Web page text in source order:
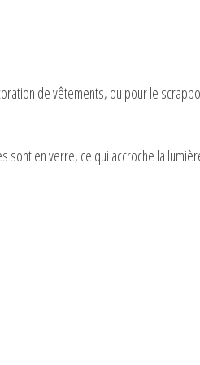
de vêtements, ou pour le
sont en verre, ce qui accroche la